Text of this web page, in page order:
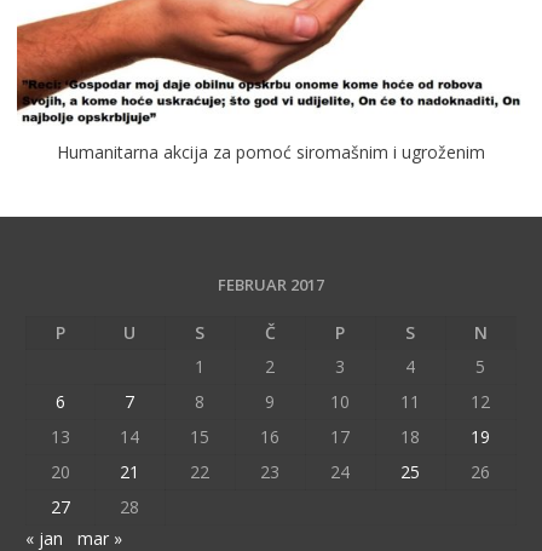
Humanitarna akcija za pomoć siromašnim i ugroženim
FEBRUAR 2017
P U S Č P S
N
1
2 3 4
5
6
7 8 9 10 11
12
13
14 15 16 17 18
19
20
21 22 23 24 25
26
27
28
« jan
mar »